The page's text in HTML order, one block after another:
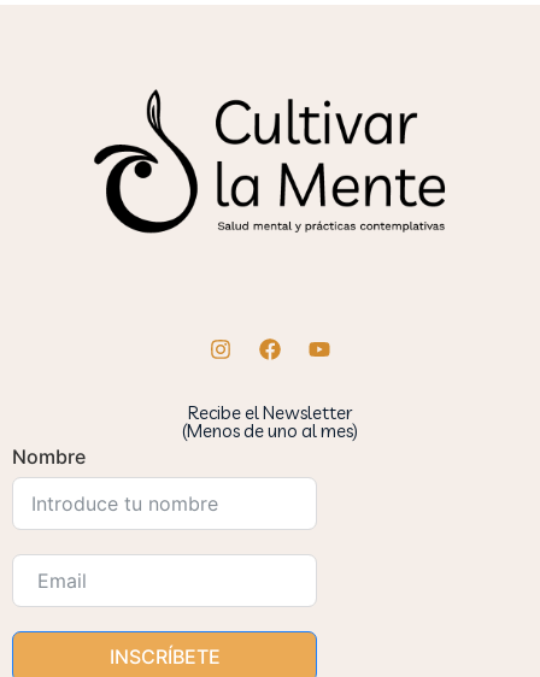
Recibe el Newsletter
(Menos de uno al mes)
Nombre
INSCRÍBETE